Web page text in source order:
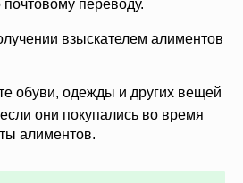
почтовому переводу.
взыскателем алиментов
обуви, одежды и других вещей
они покупались во время
алиментов.